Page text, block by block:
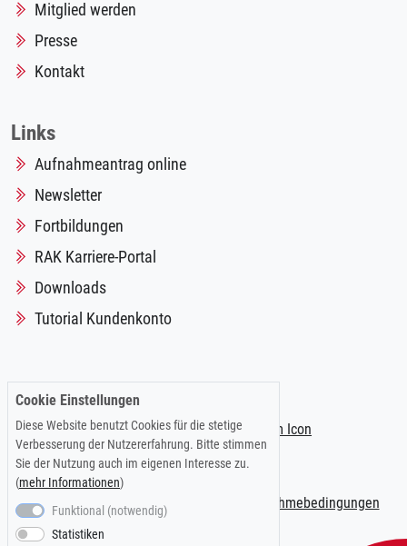
Mitglied werden
Presse
Kontakt
Links
Aufnahmeantrag online
Newsletter
Fortbildungen
RAK Karriere-Portal
Downloads
Tutorial Kundenkonto
Impressum |Datenschutzerklärung Teilnahmebedingungen
Cookie Einstellungen
Diese Website benutzt Cookies für die stetige
Verbesserung der Nutzererfahrung. Bitte stimmen
Sie der Nutzung auch im eigenen Interesse zu.
(mehr Informationen)
Funktional (notwendig)
Statistiken